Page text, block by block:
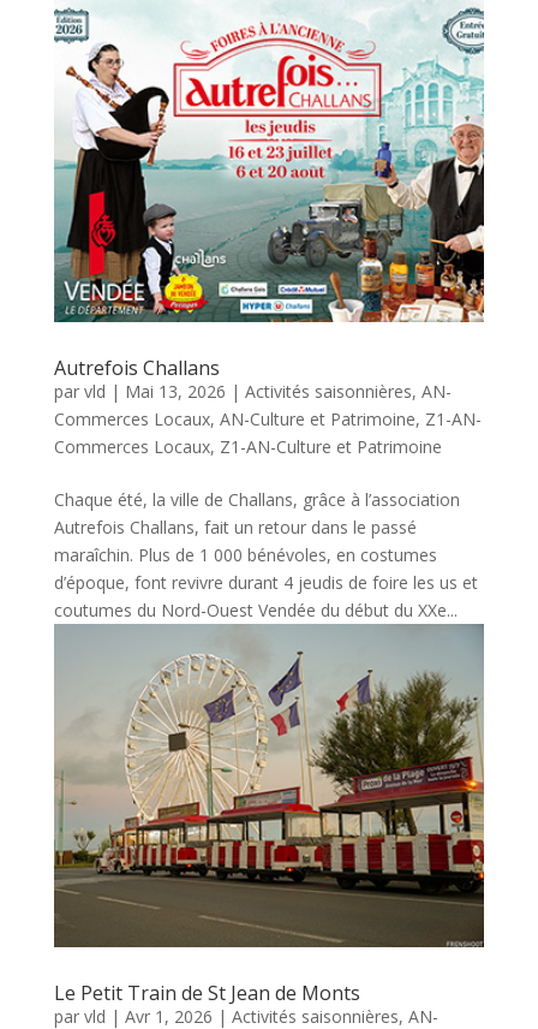
Autrefois Challans
par vld | Mai 13, 2026 | Activités saisonnières, AN-
Commerces Locaux, AN-Culture et Patrimoine, Z1-AN-
Commerces Locaux, Z1-AN-Culture et Patrimoine
Chaque été, la ville de Challans, grâce à l’association
Autrefois Challans, fait un retour dans le passé
maraîchin. Plus de 1 000 bénévoles, en costumes
d’époque, font revivre durant 4 jeudis de foire les us et
coutumes du Nord-Ouest Vendée du début du XXe...
Le Petit Train de St Jean de Monts
par vld | Avr 1, 2026 | Activités saisonnières, AN-